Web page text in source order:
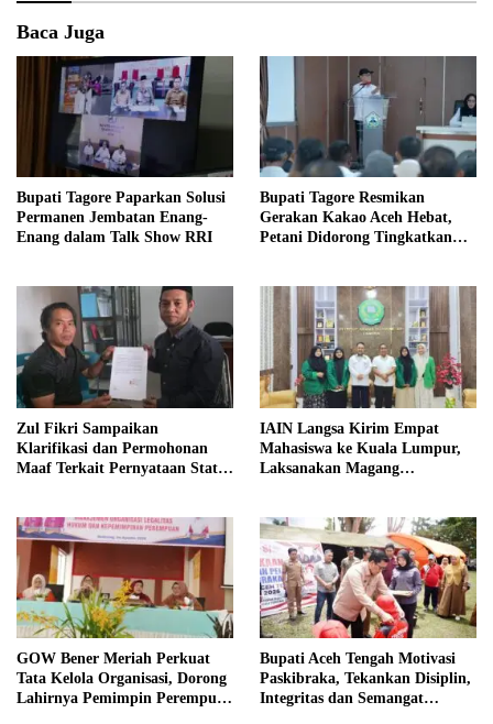
Baca Juga
Bupati Tagore Paparkan Solusi
Permanen Jembatan Enang-
Enang dalam Talk Show RRI
Bupati Tagore Resmikan
Gerakan Kakao Aceh Hebat,
Petani Didorong Tingkatkan
Zul Fikri Sampaikan
Klarifikasi dan Permohonan
Maaf Terkait Pernyataan Status
IAIN Langsa Kirim Empat
Mahasiswa ke Kuala Lumpur,
Laksanakan Magang
GOW Bener Meriah Perkuat
Tata Kelola Organisasi, Dorong
Lahirnya Pemimpin Perempuan
Bupati Aceh Tengah Motivasi
Paskibraka, Tekankan Disiplin,
Integritas dan Semangat